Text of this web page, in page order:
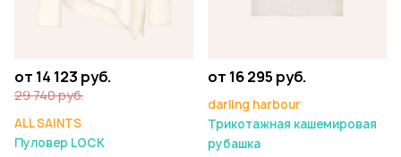
от 14 123 руб.
29 740 руб.
ALL SAINTS
Пуловер LOCK
от 16 295 руб.
darling harbour
Трикотажная кашемировая
рубашка